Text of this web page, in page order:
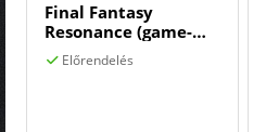
Final Fantasy
Resonance (game-
key Card)
Előrendelés